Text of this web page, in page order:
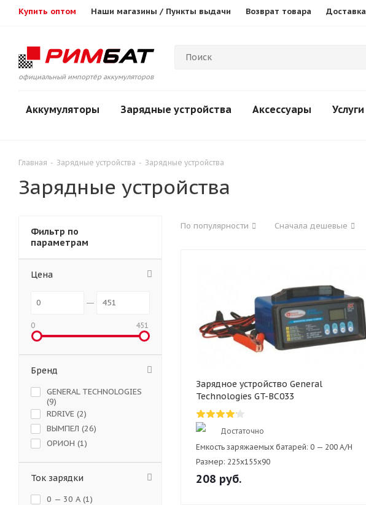
Купить оптом Наши магазины / Пункты выдачи Возврат товара Доставка
официальный импортёр аккумуляторов
Аккумуляторы Зарядные устройства Аксессуары Услуги
Главная - Зарядные устройства - Зарядные устройства
Зарядные устройства
По популярности Сначала дешевые
Зарядное устройство General
Technologies GT-BC033
Достаточно
Емкость заряжаемых батарей: 0 — 200 A/H
Размер: 225x155x90
208 руб.
Фильтр по
параметрам
Цена
0 451
Бренд
GENERAL TECHNOLOGIES
(9)
RDRIVE (2)
ВЫМПЕЛ (26)
ОРИОН (1)
Ток зарядки
0 — 30 А (1)